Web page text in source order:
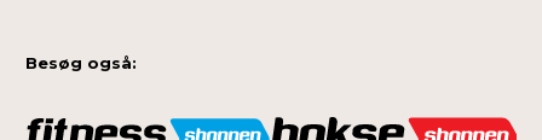
Besøg også: